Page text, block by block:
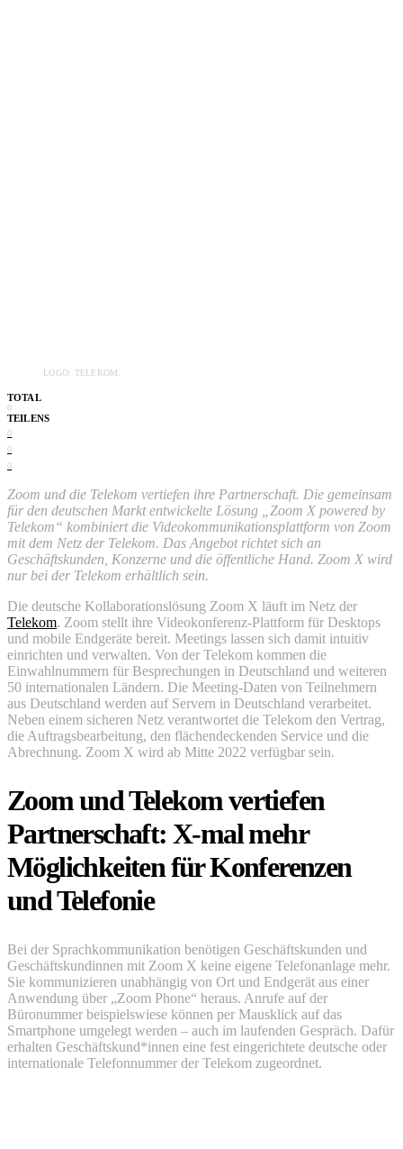
LOGO: TELEKOM.
TOTAL
0
TEILENS
0
0
0
Zoom und die Telekom vertiefen ihre Partnerschaft. Die gemeinsam
für den deutschen Markt entwickelte Lösung „Zoom X powered by
Telekom“ kombiniert die Videokommunikationsplattform von Zoom
mit dem Netz der Telekom. Das Angebot richtet sich an
Geschäftskunden, Konzerne und die öffentliche Hand. Zoom X wird
nur bei der Telekom erhältlich sein.
Die deutsche Kollaborationslösung Zoom X läuft im Netz der
Telekom. Zoom stellt ihre Videokonferenz-Plattform für Desktops
und mobile Endgeräte bereit. Meetings lassen sich damit intuitiv
einrichten und verwalten. Von der Telekom kommen die
Einwahlnummern für Besprechungen in Deutschland und weiteren
50 internationalen Ländern. Die Meeting-Daten von Teilnehmern
aus Deutschland werden auf Servern in Deutschland verarbeitet.
Neben einem sicheren Netz verantwortet die Telekom den Vertrag,
die Auftragsbearbeitung, den flächendeckenden Service und die
Abrechnung. Zoom X wird ab Mitte 2022 verfügbar sein.
Zoom und Telekom vertiefen
Partnerschaft: X-mal mehr
Möglichkeiten für Konferenzen
und Telefonie
Bei der Sprachkommunikation benötigen Geschäftskunden und
Geschäftskundinnen mit Zoom X keine eigene Telefonanlage mehr.
Sie kommunizieren unabhängig von Ort und Endgerät aus einer
Anwendung über „Zoom Phone“ heraus. Anrufe auf der
Büronummer beispielswiese können per Mausklick auf das
Smartphone umgelegt werden – auch im laufenden Gespräch. Dafür
erhalten Geschäftskund*innen eine fest eingerichtete deutsche oder
internationale Telefonnummer der Telekom zugeordnet.